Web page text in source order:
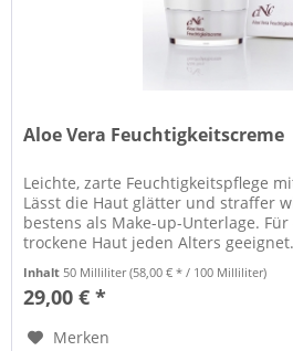
Aloe Vera Feuchtigkeitscreme
Leichte, zarte Feuchtigkeitspflege
Lässt die Haut glätter und straffer
bestens als Make-up-Unterlage.
trockene Haut jeden Alters geeignet.
Inhalt50 Milliliter(58,00 € * / 100 Milliliter)
29,00 € *
Merken